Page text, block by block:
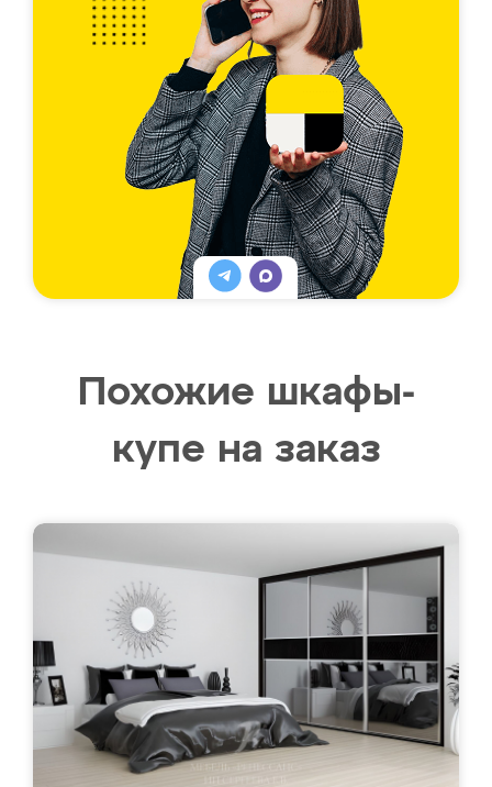
Похожие шкафы-
купе на заказ